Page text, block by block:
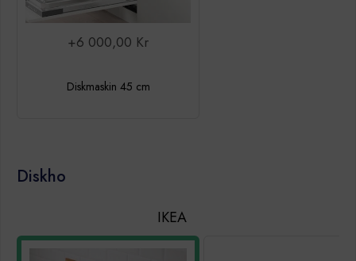
Diskmaskin 45 cm
+6 000,00 Kr
Diskho
IKEA